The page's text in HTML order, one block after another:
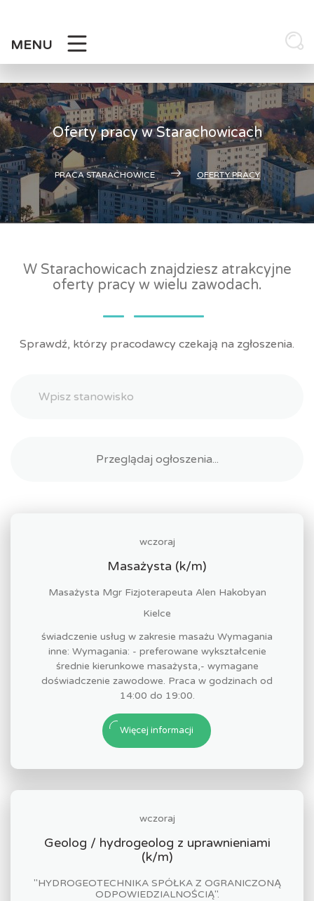
MENU
Oferty pracy w Starachowicach
PRACA STARACHOWICE OFERTY PRACY
W Starachowicach znajdziesz atrakcyjne
oferty pracy w wielu zawodach.
Sprawdź, którzy pracodawcy czekają na zgłoszenia.
wczoraj
Masażysta (k/m)
Masażysta Mgr Fizjoterapeuta Alen Hakobyan
Kielce
świadczenie usług w zakresie masażu Wymagania
inne: Wymagania: - preferowane wykształcenie
średnie kierunkowe masażysta,- wymagane
doświadczenie zawodowe. Praca w godzinach od
14:00 do 19:00.
Więcej informacji
wczoraj
Geolog / hydrogeolog z uprawnieniami
(k/m)
"HYDROGEOTECHNIKA SPÓŁKA Z OGRANICZONĄ
ODPOWIEDZIALNOŚCIĄ".